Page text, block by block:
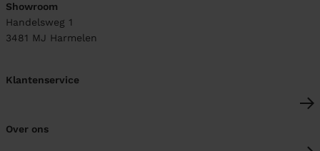
Showroom
Handelsweg 1
3481 MJ Harmelen
Klantenservice
Over ons